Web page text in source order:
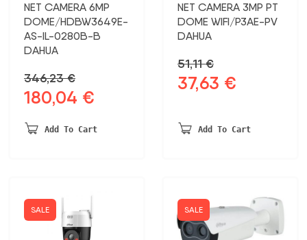
NET CAMERA 6MP
DOME/HDBW3649E-
AS-IL-0280B-B
DAHUA
346,23€
Original
was:
180,04 €
is:
Add To Cart
NET CAMERA 3MP PT
DOME WIFI/P3AE-PV
DAHUA
51,11€
Original
51,11 €.
37,63 €
37,63 €.
Add To Cart
SALE SALE